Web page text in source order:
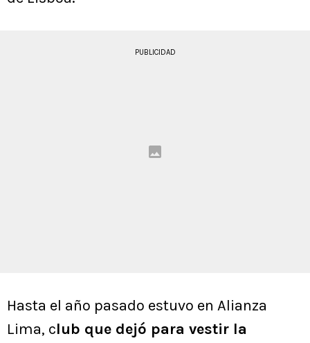
PUBLICIDAD
Hasta el año pasado estuvo en Alianza
Lima, club que dejó para vestir la